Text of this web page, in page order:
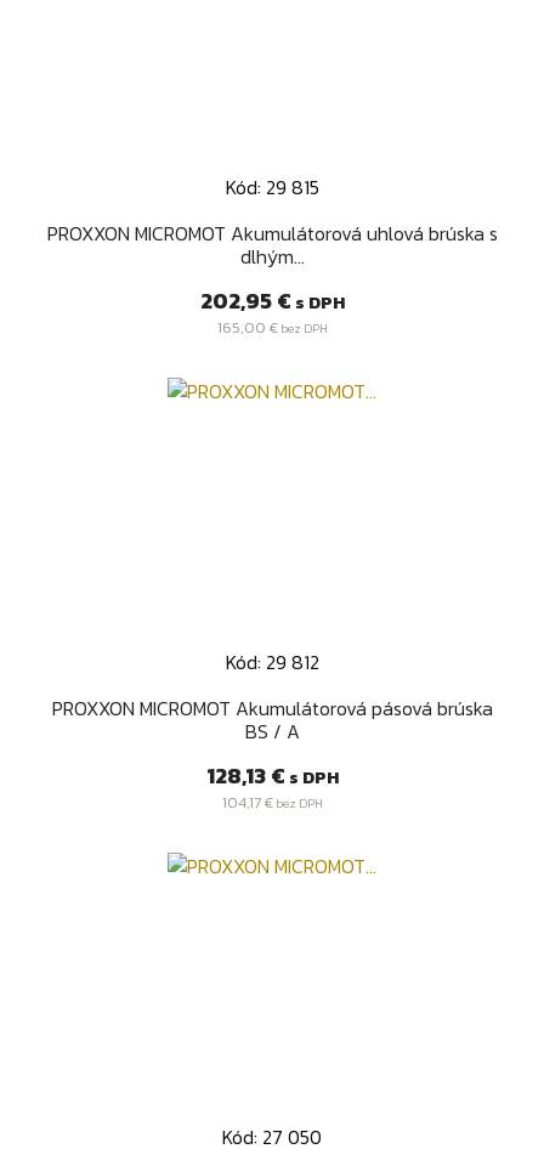
Kód: 29 815
PROXXON MICROMOT Akumulátorová uhlová brúska s
dlhým...
Cena
202,95 € s DPH
165,00 €bez DPH
Kód: 29 812
PROXXON MICROMOT Akumulátorová pásová brúska
BS / A
Cena
128,13 € s DPH
104,17 €bez DPH
Kód: 27 050